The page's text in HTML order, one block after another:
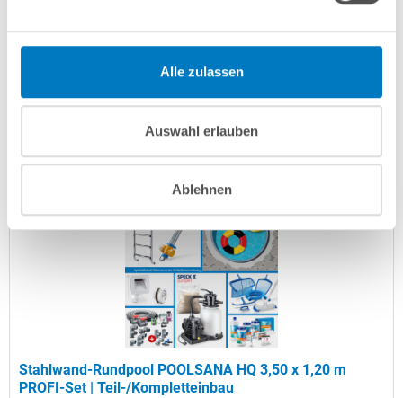
Alle zulassen
Auswahl erlauben
Ablehnen
Artikel-Nr.:102879
Versandkostenfreie Lieferung!
Lieferung in ca. 3-6 Arbeitstagen
In den Warenkorb
Stahlwand-Rundpool POOLSANA HQ 3,50 x 1,20 m
PROFI-Set | Teil-/Kompletteinbau